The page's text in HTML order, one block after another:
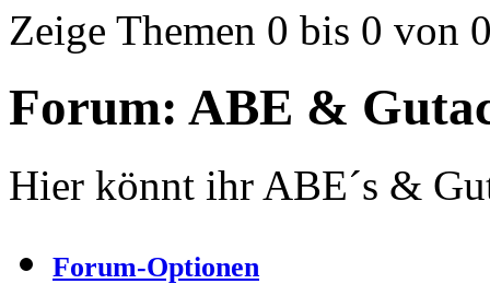
Zeige Themen 0 bis 0 von
Forum: ABE &
Hier könnt ihr ABE´s &
Forum-Optionen